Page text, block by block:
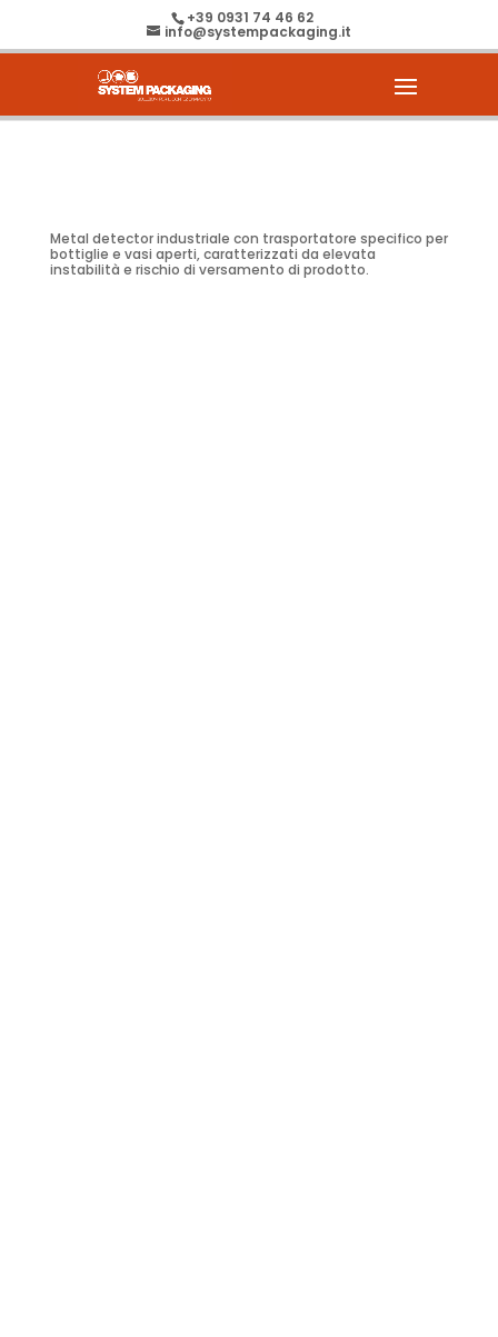
+39 0931 74 46 62
info@systempackaging.it
Metal detector industriale con trasportatore specifico per
bottiglie e vasi aperti, caratterizzati da elevata
instabilità e rischio di versamento di prodotto.